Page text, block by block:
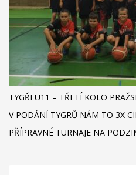
TYGŘI U11 – TŘETÍ KOLO
V PODÁNÍ TYGRŮ NÁM TO 3X
PŘÍPRAVNÉ TURNAJE NA